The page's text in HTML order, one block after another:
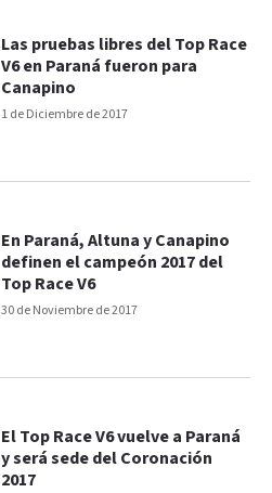
1 de Diciembre de 2017
Las pruebas libres del Top Race
V6 en Paraná fueron para
Canapino
30 de Noviembre de 2017
En Paraná, Altuna y Canapino
definen el campeón 2017 del
Top Race V6
El Top Race V6 vuelve a Paraná
y será sede del Coronación
2017